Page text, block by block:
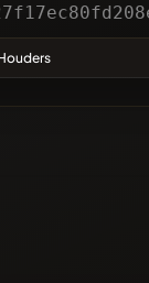
Categorieën
Meest